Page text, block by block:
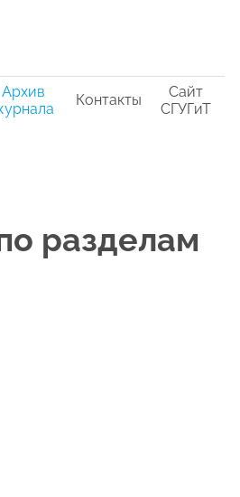
Архив
Контакты
Сайт
СГУГиТ
разделам